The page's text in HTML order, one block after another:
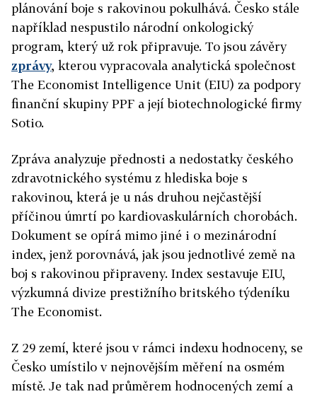
plánování boje s rakovinou pokulhává. Česko stále
například nespustilo národní onkologický
program, který už rok připravuje. To jsou závěry
zprávy, kterou vypracovala analytická společnost
The Economist Intelligence Unit (EIU) za podpory
finanční skupiny PPF a její biotechnologické firmy
Sotio.
Zpráva analyzuje přednosti a nedostatky českého
zdravotnického systému z hlediska boje s
rakovinou, která je u nás druhou nejčastější
příčinou úmrtí po kardiovaskulárních chorobách.
Dokument se opírá mimo jiné i o mezinárodní
index, jenž porovnává, jak jsou jednotlivé země na
boj s rakovinou připraveny. Index sestavuje EIU,
výzkumná divize prestižního britského týdeníku
The Economist.
Z 29 zemí, které jsou v rámci indexu hodnoceny, se
Česko umístilo v nejnovějším měření na osmém
místě. Je tak nad průměrem hodnocených zemí a